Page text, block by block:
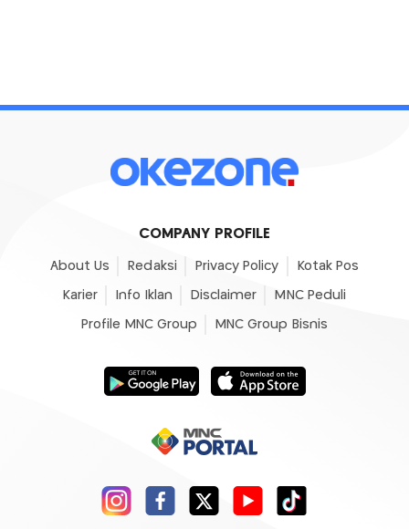
COMPANY PROFILE
About Us Redaksi Privacy Policy Kotak Pos
Karier Info Iklan Disclaimer MNC Peduli
Profile MNC Group MNC Group Bisnis